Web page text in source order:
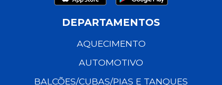
DEPARTAMENTOS
AQUECIMENTO
AUTOMOTIVO
BALCÕES/CUBAS/PIAS E TANQUES